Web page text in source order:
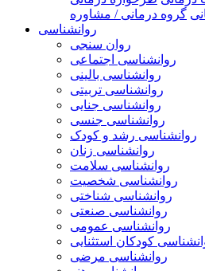
گروه درمانی / مشاوره
روانشناسی
روان سنجی
روانشناسی اجتماعی
روانشناسی بالینی
روانشناسی تربیتی
روانشناسی جنایی
روانشناسی جنسی
روانشناسی رشد و کودک
روانشناسی زنان
روانشناسی سلامت
روانشناسی شخصیت
روانشناسی شناختی
روانشناسی صنعتی
روانشناسی عمومی
کودکان استثنایی
روانشناسی مرضی